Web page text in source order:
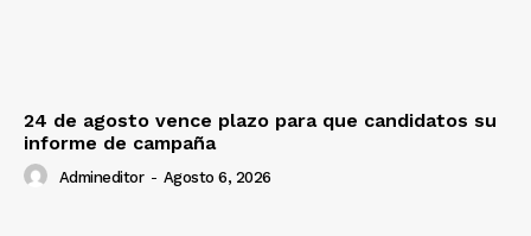
24 de agosto vence plazo para que candidatos su
informe de campaña
Admineditor - Agosto 6, 2026